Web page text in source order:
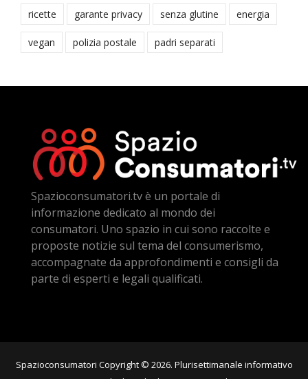
ricette garante privacy senza glutine energia
vegan polizia postale padri separati
Spazioconsumatori.tv è un portale di
informazione dedicato al mondo dei
consumatori. Uno spazio in cui sono raccolte e
proposte notizie sul tema del consumerismo,
accompagnate da approfondimenti e consigli da
parte di esperti e legali qualificati.
Spazioconsumatori Copyright © 2026. Plurisettimanale informativo